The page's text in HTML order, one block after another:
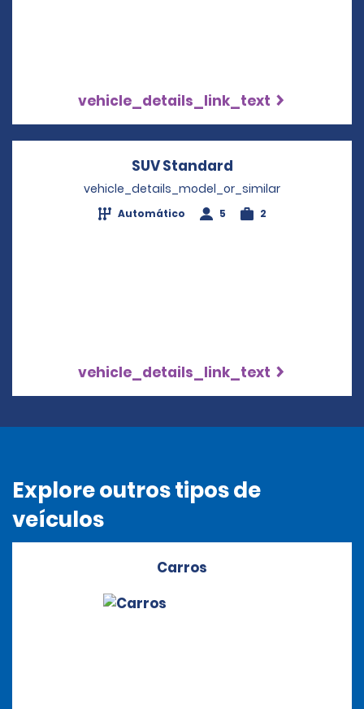
vehicle_details_link_text
SUV Standard
vehicle_details_model_or_similar
Automático 5 2
vehicle_details_link_text
Explore outros tipos de
veículos
Carros